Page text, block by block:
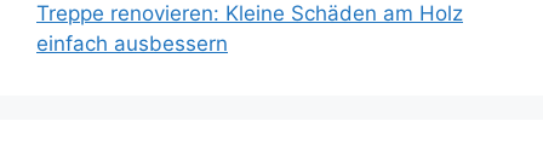
Treppe renovieren: Kleine Schäden am Holz
einfach ausbessern